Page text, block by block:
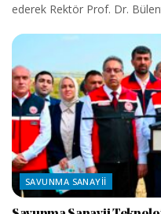
ederek Rektör Prof. Dr.
SAVUNMA SANAYII